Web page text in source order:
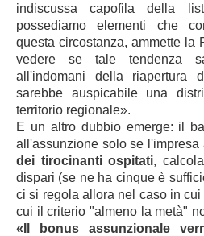
indiscussa capofila della
possediamo elementi che
questa circostanza, ammette la
vedere se tale tendenza
all'indomani della riapertura
sarebbe auspicabile una
territorio regionale».
E un altro dubbio emerge: il
all'assunzione solo se l'impresa
dei tirocinanti ospitati,
dispari (se ne ha cinque è
ci si regola allora nel caso in
cui il criterio "almeno la metà"
«Il bonus assunzionale